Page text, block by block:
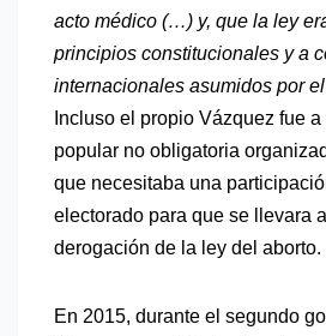
acto médico (…) y, que la ley
principios constitucionales y a
internacionales asumidos por
Incluso el propio Vázquez fue
popular no obligatoria
que necesitaba una
electorado para que se llevara
derogación de la ley del aborto.
En 2015, durante el segundo